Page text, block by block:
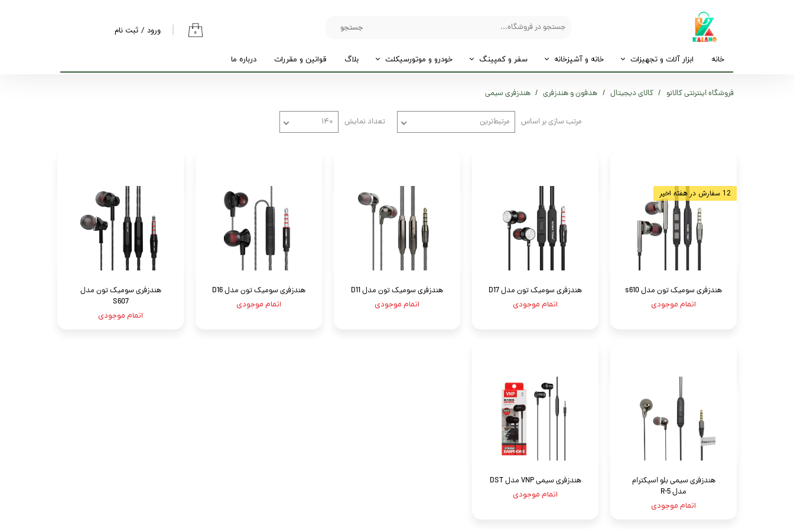
جستجو ۰ ورود / ثبت نام
تغییر گذر واژه
خانه ابزار آلات و تجهیزات خانه و آشپزخانه سفر و کمپینگ خودرو و موتورسیکلت بلاگ قوانین و مقررات درباره ما
فروشگاه اینترنتی کالانو کالای دیجیتال هدفون و هندزفری هندزفری سیمی
مرتب سازی بر اساس مرتبط‌ترین تعداد نمایش ۱۴۰
هندزفری سومیک تون مدل s610
اتمام موجودی
12 سفارش در هفته اخیر
هندزفری سومیک تون مدل D17
اتمام موجودی
هندزفری سومیک تون مدل D11
اتمام موجودی
هندزفری سومیک تون مدل D16
اتمام موجودی
هندزفری سومیک تون مدل
S607
اتمام موجودی
هندزفری سیمی بلو اسپکترام
مدل R-5
اتمام موجودی
هندزفری سیمی VNP مدل DST
اتمام موجودی